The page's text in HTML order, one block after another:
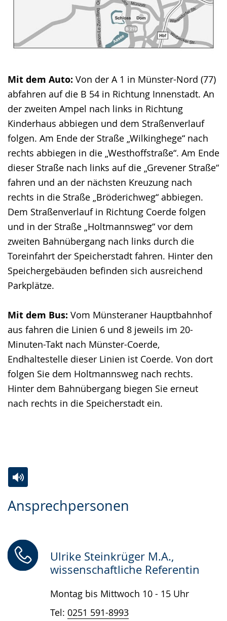
Mit dem Auto: Von der A 1 in Münster-Nord (77)
abfahren auf die B 54 in Richtung Innenstadt. An
der zweiten Ampel nach links in Richtung
Kinderhaus abbiegen und dem Straßenverlauf
folgen. Am Ende der Straße „Wilkinghege“ nach
rechts abbiegen in die „Westhoffstraße“. Am Ende
dieser Straße nach links auf die „Grevener Straße“
fahren und an der nächsten Kreuzung nach
rechts in die Straße „Bröderichweg“ abbiegen.
Dem Straßenverlauf in Richtung Coerde folgen
und in der Straße „Holtmannsweg“ vor dem
zweiten Bahnübergang nach links durch die
Toreinfahrt der Speicherstadt fahren. Hinter den
Speichergebäuden befinden sich ausreichend
Parkplätze.
Mit dem Bus: Vom Münsteraner Hauptbahnhof
aus fahren die Linien 6 und 8 jeweils im 20-
Minuten-Takt nach Münster-Coerde,
Endhaltestelle dieser Linien ist Coerde. Von dort
folgen Sie dem Holtmannsweg nach rechts.
Hinter dem Bahnübergang biegen Sie erneut
nach rechts in die Speicherstadt ein.
Ansprechpersonen
Leichten
wechseln.
Audio-
Video
Deutscher
Gebärdensprache
wird
Ulrike Steinkrüger M.A.,
wissenschaftliche Referentin
Montag bis Mittwoch 10 - 15 Uhr
Tel: 0251 591-8993